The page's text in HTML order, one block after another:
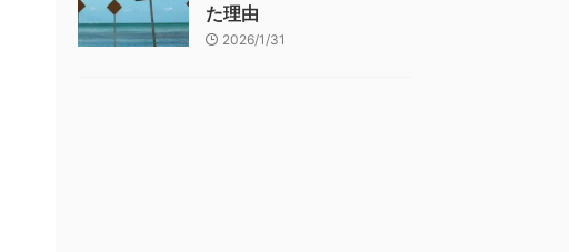
た理由
2026/1/31